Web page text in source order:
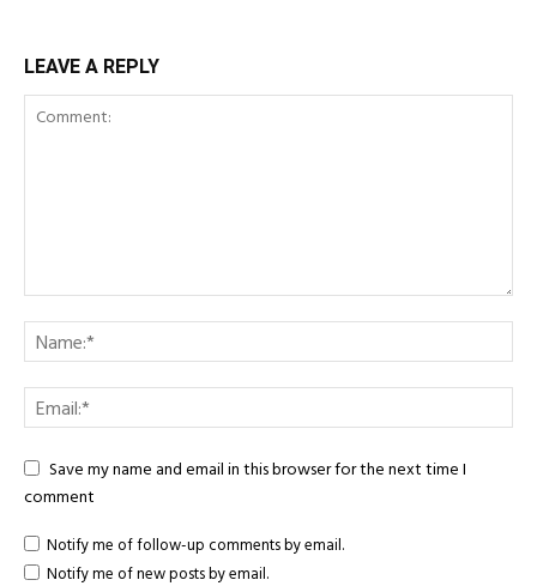
LEAVE A REPLY
Save my name and email in this browser for the next time I
comment
Notify me of follow-up comments by email.
Notify me of new posts by email.